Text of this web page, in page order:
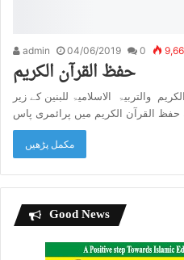
admin 04/06/2019 0
حفظ القرآن الکریم
والتربیۃ الاسلامیۃ للبنین کے زیر
مکمل پڑھیں
Good News